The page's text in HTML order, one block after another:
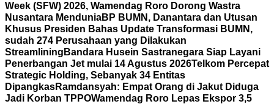
Week (SFW) 2026, Wamendag Roro Dorong Wastra
Nusantara MenduniaBP BUMN, Danantara dan Utusan
Khusus Presiden Bahas Update Transformasi BUMN,
sudah 274 Perusahaan yang Dilakukan
Streamlining Bandara Husein Sastranegara Siap Layani
Penerbangan Jet mulai 14 Agustus 2026Telkom Percepat
Strategic Holding, Sebanyak 34 Entitas
DipangkasRamdansyah: Empat Orang di Jakut Diduga
Jadi Korban TPPOWamendag Roro Lepas Ekspor 3,5